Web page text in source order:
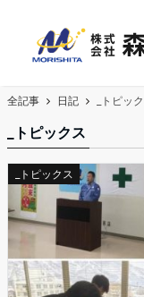
全記事 日記 _トピッ
_トピックス
_トピックス